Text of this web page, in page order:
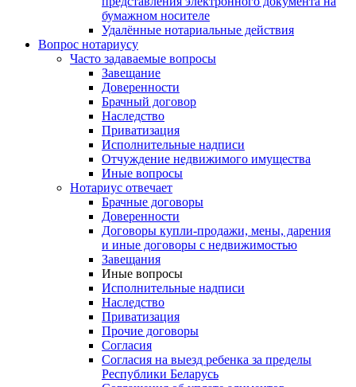
бумажном носителе
Удалённые нотариальные действия
Вопрос нотариусу
Часто задаваемые вопросы
Завещание
Доверенности
Брачный договор
Наследство
Приватизация
Исполнительные надписи
Отчуждение недвижимого имущества
Иные вопросы
Нотариус отвечает
Брачные договоры
Доверенности
Договоры купли-продажи, мены, дарения
и иные договоры с недвижимостью
Завещания
Иные вопросы
Исполнительные надписи
Наследство
Приватизация
Прочие договоры
Согласия
Согласия на выезд ребенка за пределы
Республики Беларусь